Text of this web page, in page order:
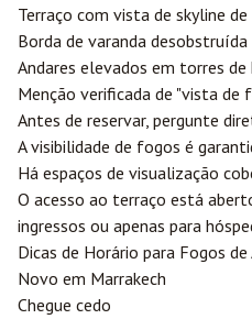
Terraço com vista de skyline
Borda de varanda desobstruída
Andares elevados em torres
Menção verificada de "vista
Antes de reservar, pergunte
A visibilidade de fogos é
Há espaços de visualização
O acesso ao terraço está
ingressos ou apenas para
Dicas de Horário para Fogos
Novo em Marrakech
Chegue cedo